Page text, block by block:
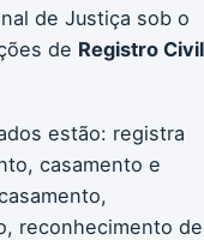
de Justiça sob o
de Registro Civil
estão: registra
casamento e
reconhecimento de